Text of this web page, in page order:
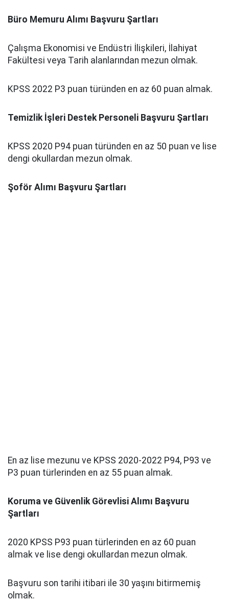
Büro Memuru Alımı Başvuru Şartları
Çalışma Ekonomisi ve Endüstri İlişkileri, İlahiyat
Fakültesi veya Tarih alanlarından mezun olmak.
KPSS 2022 P3 puan türünden en az 60 puan almak.
Temizlik İşleri Destek Personeli Başvuru Şartları
KPSS 2020 P94 puan türünden en az 50 puan ve lise
dengi okullardan mezun olmak.
Şoför Alımı Başvuru Şartları
En az lise mezunu ve KPSS 2020-2022 P94, P93 ve
P3 puan türlerinden en az 55 puan almak.
Koruma ve Güvenlik Görevlisi Alımı Başvuru
Şartları
2020 KPSS P93 puan türlerinden en az 60 puan
almak ve lise dengi okullardan mezun olmak.
Başvuru son tarihi itibari ile 30 yaşını bitirmemiş
olmak.